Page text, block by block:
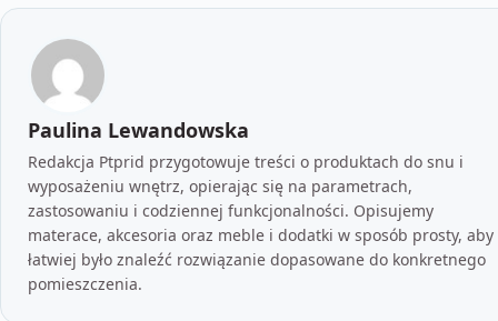
Paulina Lewandowska
Redakcja Ptprid przygotowuje treści o produktach do snu i
wyposażeniu wnętrz, opierając się na parametrach,
zastosowaniu i codziennej funkcjonalności. Opisujemy
materace, akcesoria oraz meble i dodatki w sposób prosty, aby
łatwiej było znaleźć rozwiązanie dopasowane do konkretnego
pomieszczenia.